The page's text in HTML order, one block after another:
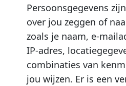
Persoonsgegevens
over jou zeggen of
zoals je naam, e-
IP-adres,
combinaties van
jou wijzen. Er is een